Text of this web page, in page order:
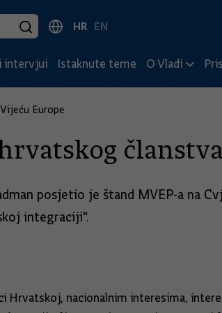
HR EN
intervjui Istaknute teme O Vladi
Europe
posjetio je štand MVEP-a na
integraciji".
Hrvatskoj, nacionalnim interesima,